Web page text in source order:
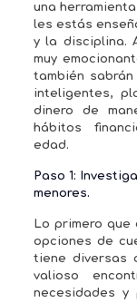
una
les estás
y la disciplina.
muy
también
inteligentes,
dinero de
hábitos
edad.
Paso 1:
menores.
Lo primero
opciones de
tiene diversas
valioso
necesidades y